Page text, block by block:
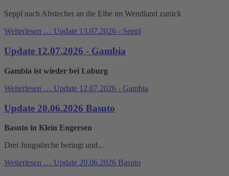
Seppl nach Abstecher an die Elbe im Wendland zurück
Weiterlesen … Update 13.07.2026 - Seppl
Update 12.07.2026 - Gambia
Gambia ist wieder bei Loburg
Weiterlesen … Update 12.07.2026 - Gambia
Update 20.06.2026 Basuto
Basuto in Klein Engersen
Drei Jungstörche beringt und...
Weiterlesen … Update 20.06.2026 Basuto